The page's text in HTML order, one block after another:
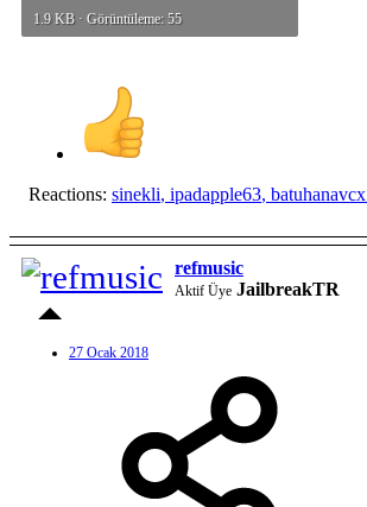
1.9 KB · Görüntüleme: 55
Reactions: sinekli, ipadapple63, batuhanavcx
refmusic
Aktif Üye JailbreakTR
27 Ocak 2018